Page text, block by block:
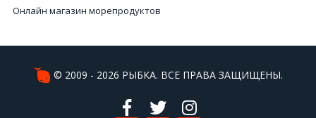
Онлайн магазин морепродуктов
Интернет магазин вяленой рыбы
© 2009 - 2026 РЫБКА. ВСЕ ПРАВА ЗАЩИЩЕНЫ.